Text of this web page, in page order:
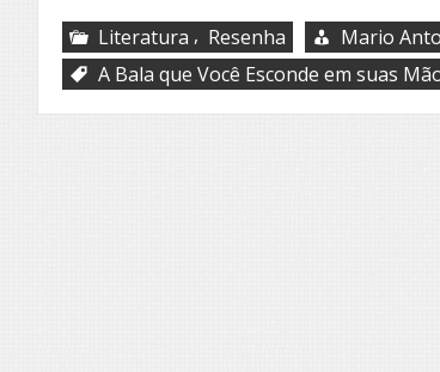
Literatura , Resenha
Mario
A Bala que Você Esconde em suas